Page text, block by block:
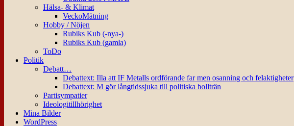
Hälsa- & Klimat
VeckoMätning
Hobby / Nöjen
Rubiks Kub (-nya-)
Rubiks Kub (gamla)
ToDo
Politik
Debatt…
Debattext: Illa att IF Metalls ordförande far men osanning och felaktigheter
Debattext: M gör långtidssjuka till politiska bollträn
Partisympatier
Ideologitillhörighet
Mina Bilder
WordPress